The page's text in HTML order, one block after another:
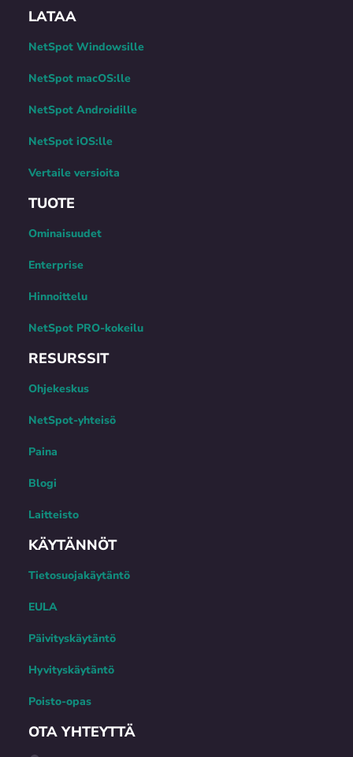
LATAA
NetSpot Windowsille
NetSpot macOS:lle
NetSpot Androidille
NetSpot iOS:lle
Vertaile versioita
TUOTE
Ominaisuudet
Enterprise
Hinnoittelu
NetSpot PRO-kokeilu
RESURSSIT
Ohjekeskus
NetSpot-yhteisö
Paina
Blogi
Laitteisto
KÄYTÄNNÖT
Tietosuojakäytäntö
EULA
Päivityskäytäntö
Hyvityskäytäntö
Poisto-opas
OTA YHTEYTTÄ